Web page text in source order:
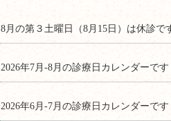
8月の第３土曜日（8月15日）は休診で
2026年7月-8月の診療日カレンダーです
2026年6月-7月の診療日カレンダーです